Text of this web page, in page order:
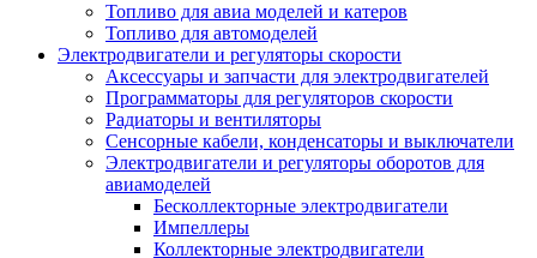
Топливо для авиа моделей и катеров
Топливо для автомоделей
Электродвигатели и регуляторы скорости
Аксессуары и запчасти для электродвигателей
Программаторы для регуляторов скорости
Радиаторы и вентиляторы
Сенсорные кабели, конденсаторы и выключатели
Электродвигатели и регуляторы оборотов для
авиамоделей
Бесколлекторные электродвигатели
Импеллеры
Коллекторные электродвигатели